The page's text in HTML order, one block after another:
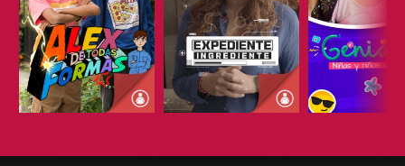
ESCUCHAR ESCUCHAR